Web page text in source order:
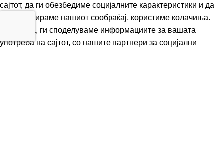
сајтот, да ги обезбедиме социјалните карактеристики и да
го анализираме нашиот сообраќај, користиме колачиња.
Исто така, ги споделуваме информациите за вашата
употреба на сајтот, со нашите партнери за социјални